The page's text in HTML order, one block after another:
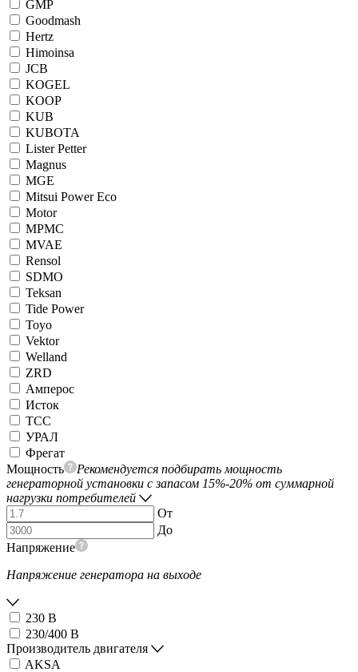
GMP
Goodmash
Hertz
Himoinsa
JCB
KOGEL
KOOP
KUB
KUBOTA
Lister Petter
Magnus
MGE
Mitsui Power Eco
Motor
MPMC
MVAE
Rensol
SDMO
Teksan
Tide Power
Toyo
Vektor
Welland
ZRD
Амперос
Исток
ТСС
УРАЛ
Фрегат
Мощность
Рекомендуется подбирать мощность
генераторной установки с запасом 15%-20% от суммарной
нагрузки потребителей
От
До
Напряжение
Напряжение генератора на выходе
230 В
230/400 В
Производитель двигателя
AKSA